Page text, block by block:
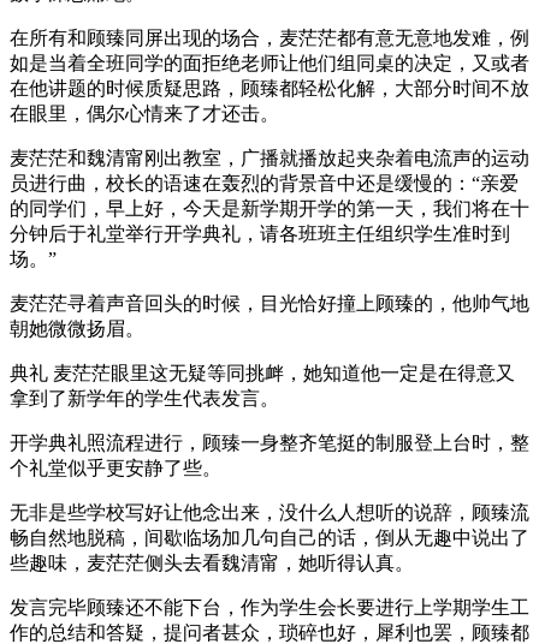
在所有和顾臻同屏出现的场合，麦茫茫都有意无意地发难，例
如是当着全班同学的面拒绝老师让他们组同桌的决定，又或者
在他讲题的时候质疑思路，顾臻都轻松化解，大部分时间不放
在眼里，偶尔心情来了才还击。
麦茫茫和魏清甯刚出教室，广播就播放起夹杂着电流声的运动
员进行曲，校长的语速在轰烈的背景音中还是缓慢的：“亲爱
的同学们，早上好，今天是新学期开学的第一天，我们将在十
分钟后于礼堂举行开学典礼，请各班班主任组织学生准时到
场。”
麦茫茫寻着声音回头的时候，目光恰好撞上顾臻的，他帅气地
朝她微微扬眉。
典礼 麦茫茫眼里这无疑等同挑衅，她知道他一定是在得意又
拿到了新学年的学生代表发言。
开学典礼照流程进行，顾臻一身整齐笔挺的制服登上台时，整
个礼堂似乎更安静了些。
无非是些学校写好让他念出来，没什么人想听的说辞，顾臻流
畅自然地脱稿，间歇临场加几句自己的话，倒从无趣中说出了
些趣味，麦茫茫侧头去看魏清甯，她听得认真。
发言完毕顾臻还不能下台，作为学生会长要进行上学期学生工
作的总结和答疑，提问者甚众，琐碎也好，犀利也罢，顾臻都